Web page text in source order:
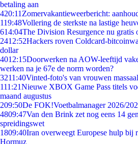
betaling aan
420:11 Zomervakantieweerbericht:
119:48Vollering de sterkste na lastige
614:04The Division Resurgence nu gratis
2412:52Hackers roven Coldcard-
dollar
4012:15Doorwerken na AOW-leeftijd
werken na je 67e de norm worden?
3211:40Vinted-foto's van vrouwen
111:21Nieuwe XBOX Game Pass titels
maand augustus
209:50De FOK!Voetbalmanager 2026/
4809:47Van den Brink zet nog eens 14
spreidingswet
1809:40Iran overweegt Europese hulp bij
Hormuz